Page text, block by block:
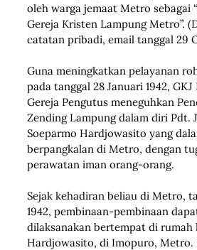
oleh warga jemaat Metro sebagai
Gereja Kristen Lampung Metro”.
catatan pribadi, email tanggal 29
Guna meningkatkan pelayanan
pada tanggal 28 Januari 1942,
Gereja Pengutus meneguhkan
Zending Lampung dalam diri Pdt.
Soeparmo Hardjowasito yang
berpangkalan di Metro, dengan
perawatan iman orang-orang.
Sejak kehadiran beliau di Metro,
1942, pembinaan-pembinaan
dilaksanakan bertempat di rumah
Hardjowasito, di Imopuro, Metro.